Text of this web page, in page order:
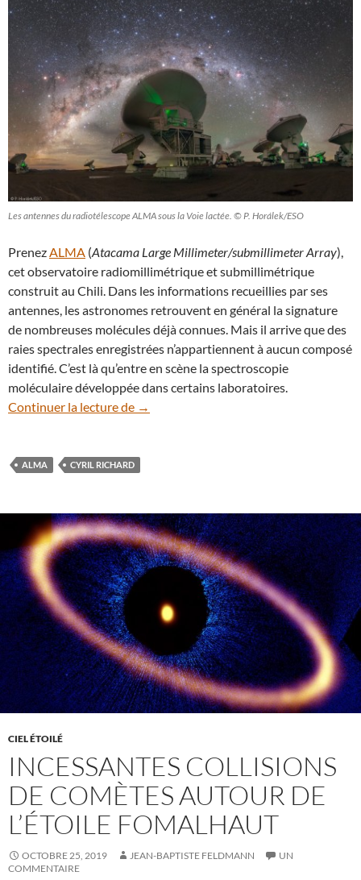
Les antennes du radiotélescope ALMA sous la Voie lactée. © P. Horálek/ESO
PrenezALMA (Atacama Large Millimeter/submillimeter Array),
cet observatoire radiomillimétrique et submillimétrique
construit au Chili. Dans les informations recueillies par ses
antennes, les astronomes retrouvent en général la signature
de nombreuses molécules déjà connues. Mais il arrive que des
raies spectrales enregistrées n’appartiennent à aucun composé
identifié. C’est là qu’entre en scène la spectroscopie
moléculaire développée dans certains laboratoires.
Continuer la lecture de La spectroscopie en laboratoire au
→
ALMA CYRIL RICHARD
CIEL ÉTOILÉ
INCESSANTES COLLISIONS
DE COMÈTES AUTOUR DE
L’ÉTOILE FOMALHAUT
OCTOBRE 25, 2019 JEAN-BAPTISTE FELDMANN
UN
COMMENTAIRE